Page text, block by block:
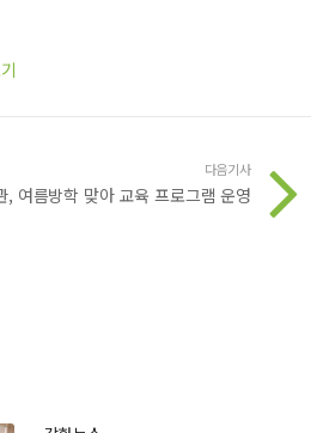
다음기사
, 여름방학 맞아 교육 프로그램 운영